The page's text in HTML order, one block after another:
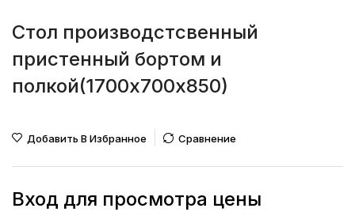
Стол производстсвенный
пристенный бортом и
полкой(1700х700х850)
Добавить В Избранное Сравнение
Вход для просмотра цены